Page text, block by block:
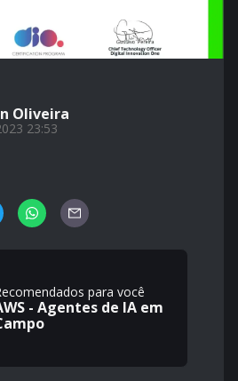
Oliveira
23:53
para você
- Agentes de IA em